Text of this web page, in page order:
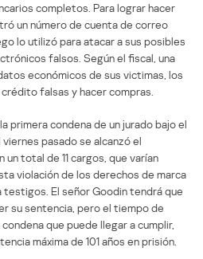
completos. Para lograr hacer
un número de cuenta de correo
lo utilizó para atacar a sus posibles
falsos. Según el fiscal, una
económicos de sus victimas, los
falsas y hacer compras.
primera condena de un jurado bajo el
pasado se alcanzó el
total de 11 cargos, que varían
violación de los derechos de marca
El señor Goodin tendrá que
su sentencia, pero el tiempo de
que puede llegar a cumplir,
máxima de 101 años en prisión.